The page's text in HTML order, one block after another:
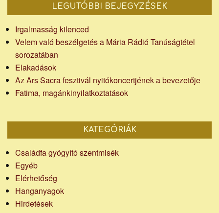
LEGUTÓBBI BEJEGYZÉSEK
Irgalmasság kilenced
Velem való beszélgetés a Mária Rádió Tanúságtétel
sorozatában
Elakadások
Az Ars Sacra fesztivál nyitókoncertjének a bevezetője
Fatima, magánkinyilatkoztatások
KATEGÓRIÁK
Családfa gyógyító szentmisék
Egyéb
Elérhetőség
Hanganyagok
Hirdetések